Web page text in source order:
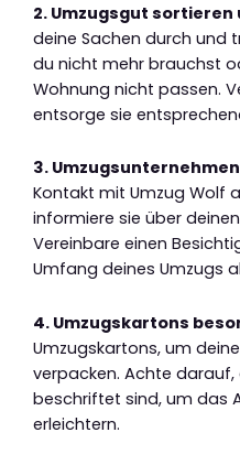
2. Umzugsgut
deine Sachen durch und
du nicht mehr brauchst
Wohnung nicht passen.
entsorge sie
3.
Kontakt mit Umzug Wolf
informiere sie über
Vereinbare einen
Umfang deines Umzugs
4. Umzugskartons
Umzugskartons, um
verpacken. Achte
beschriftet sind, um das
erleichtern.